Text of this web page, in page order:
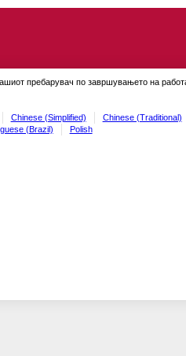
пребарувач по завршувањето на
Chinese (Simplified) Chinese (Traditional)
(Brazil) Polish